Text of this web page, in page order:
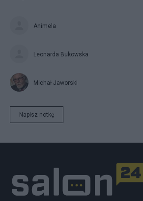
Animela
Leonarda Bukowska
Michał Jaworski
Napisz notkę